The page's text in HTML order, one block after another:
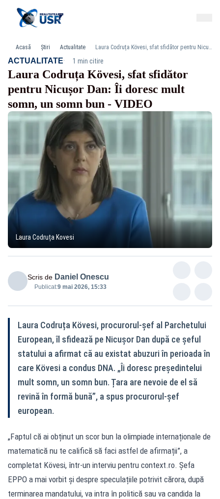
Acasă Știri Actualitate Laura Codruța Kövesi, sfat sfidător pentru Nicușor Dan: Îi doresc mult somn, un somn bun - VIDEO
ACTUALITATE· 1 min citire
Laura Codruța Kövesi, sfat sfidător
pentru Nicușor Dan: Îi doresc mult
somn, un somn bun - VIDEO
Laura Codruța Kovesi
Scris de Daniel Onescu
Publicat:9 mai 2026, 15:33
Laura Codruța Kövesi, procurorul-șef al Parchetului
European, îl sfidează pe Nicușor Dan după ce șeful
statului a afirmat că au existat abuzuri în perioada în
care Kövesi a condus DNA. „Îi doresc președintelui
mult somn, un somn bun. Țara are nevoie de el să
revină în formă bună”, a spus procurorul-șef
european.
„Faptul că ai obținut un scor bun la olimpiade internaționale de
matematică nu te califică să faci astfel de afirmații”, a
completat Kövesi, într-un interviu pentru context.ro. Șefa
EPPO a mai vorbit și despre speculațiile potrivit cărora, după
terminarea mandatului, va intra în politică sau va candida la